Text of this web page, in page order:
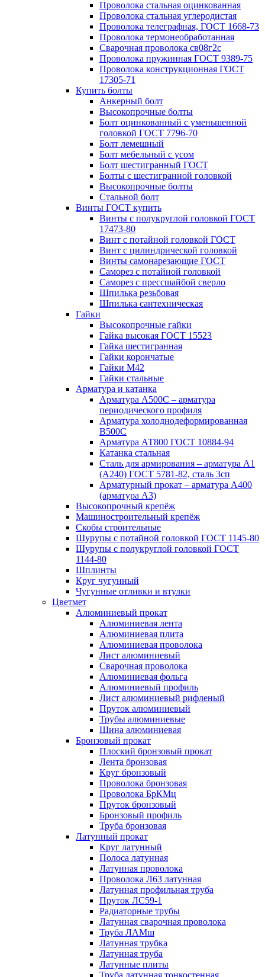
Проволока стальная оцинкованная
Проволока стальная углеродистая
Проволока телеграфная, ГОСТ 1668-73
Проволока термонеобработанная
Сварочная проволока св08г2с
Проволока пружинная ГОСТ 9389-75
Проволока конструкционная ГОСТ
17305-71
Купить болты
Анкерный болт
Высокопрочные болты
Болт оцинкованный с уменьшенной
головкой ГОСТ 7796-70
Болт лемешный
Болт мебельный с усом
Болт шестигранный ГОСТ
Болты с шестигранной головкой
Высокопрочные болты
Стальной болт
Винты ГОСТ купить
Винты с полукруглой головкой ГОСТ
17473-80
Винт с потайной головкой ГОСТ
Винт с цилиндрической головкой
Винты самонарезающие ГОСТ
Саморез с потайной головкой
Саморез с прессшайбой сверло
Шпилька резьбовая
Шпилька сантехническая
Гайки
Высокопрочные гайки
Гайка высокая ГОСТ 15523
Гайка шестигранная
Гайки корончатые
Гайки М42
Гайки стальные
Арматура и катанка
Арматура А500С – арматура
периодического профиля
Арматура холоднодеформированная
В500С
Арматура АТ800 ГОСТ 10884-94
Катанка стальная
Сталь для армирования – арматура А1
(А240) ГОСТ 5781-82, сталь 3сп
Арматурный прокат – арматура А400
(арматура А3)
Высокопрочный крепёж
Машиностроительный крепёж
Скобы строительные
Шурупы с потайной головкой ГОСТ 1145-80
Шурупы с полукруглой головкой ГОСТ
1144-80
Шплинты
Круг чугунный
Чугунные отливки и втулки
Цветмет
Алюминиевый прокат
Алюминиевая лента
Алюминиевая плита
Алюминиевая проволока
Лист алюминиевый
Сварочная проволока
Алюминиевая фольга
Алюминиевый профиль
Лист алюминиевый рифленый
Пруток алюминиевый
Трубы алюминиевые
Шина алюминиевая
Бронзовый прокат
Плоский бронзовый прокат
Лента бронзовая
Круг бронзовый
Проволока бронзовая
Проволока БрКМц
Пруток бронзовый
Бронзовый профиль
Труба бронзовая
Латунный прокат
Круг латунный
Полоса латунная
Латунная проволока
Проволока Л63 латунная
Латунная профильная труба
Пруток ЛС59-1
Радиаторные трубы
Латунная сварочная проволока
Труба ЛАМш
Латунная трубка
Латунная труба
Латунные плиты
Труба латунная тонкостенная